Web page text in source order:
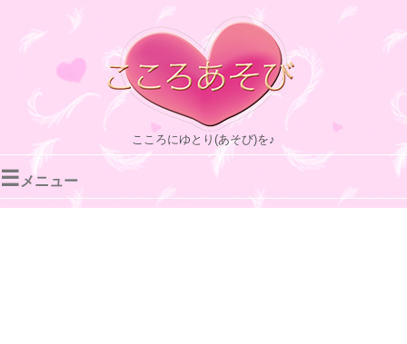
こころにゆとり(あそび)を♪
☰ メニュー